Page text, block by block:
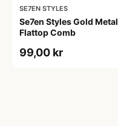
SE7EN STYLES
Se7en Styles Gold Metal
Flattop Comb
99,00 kr